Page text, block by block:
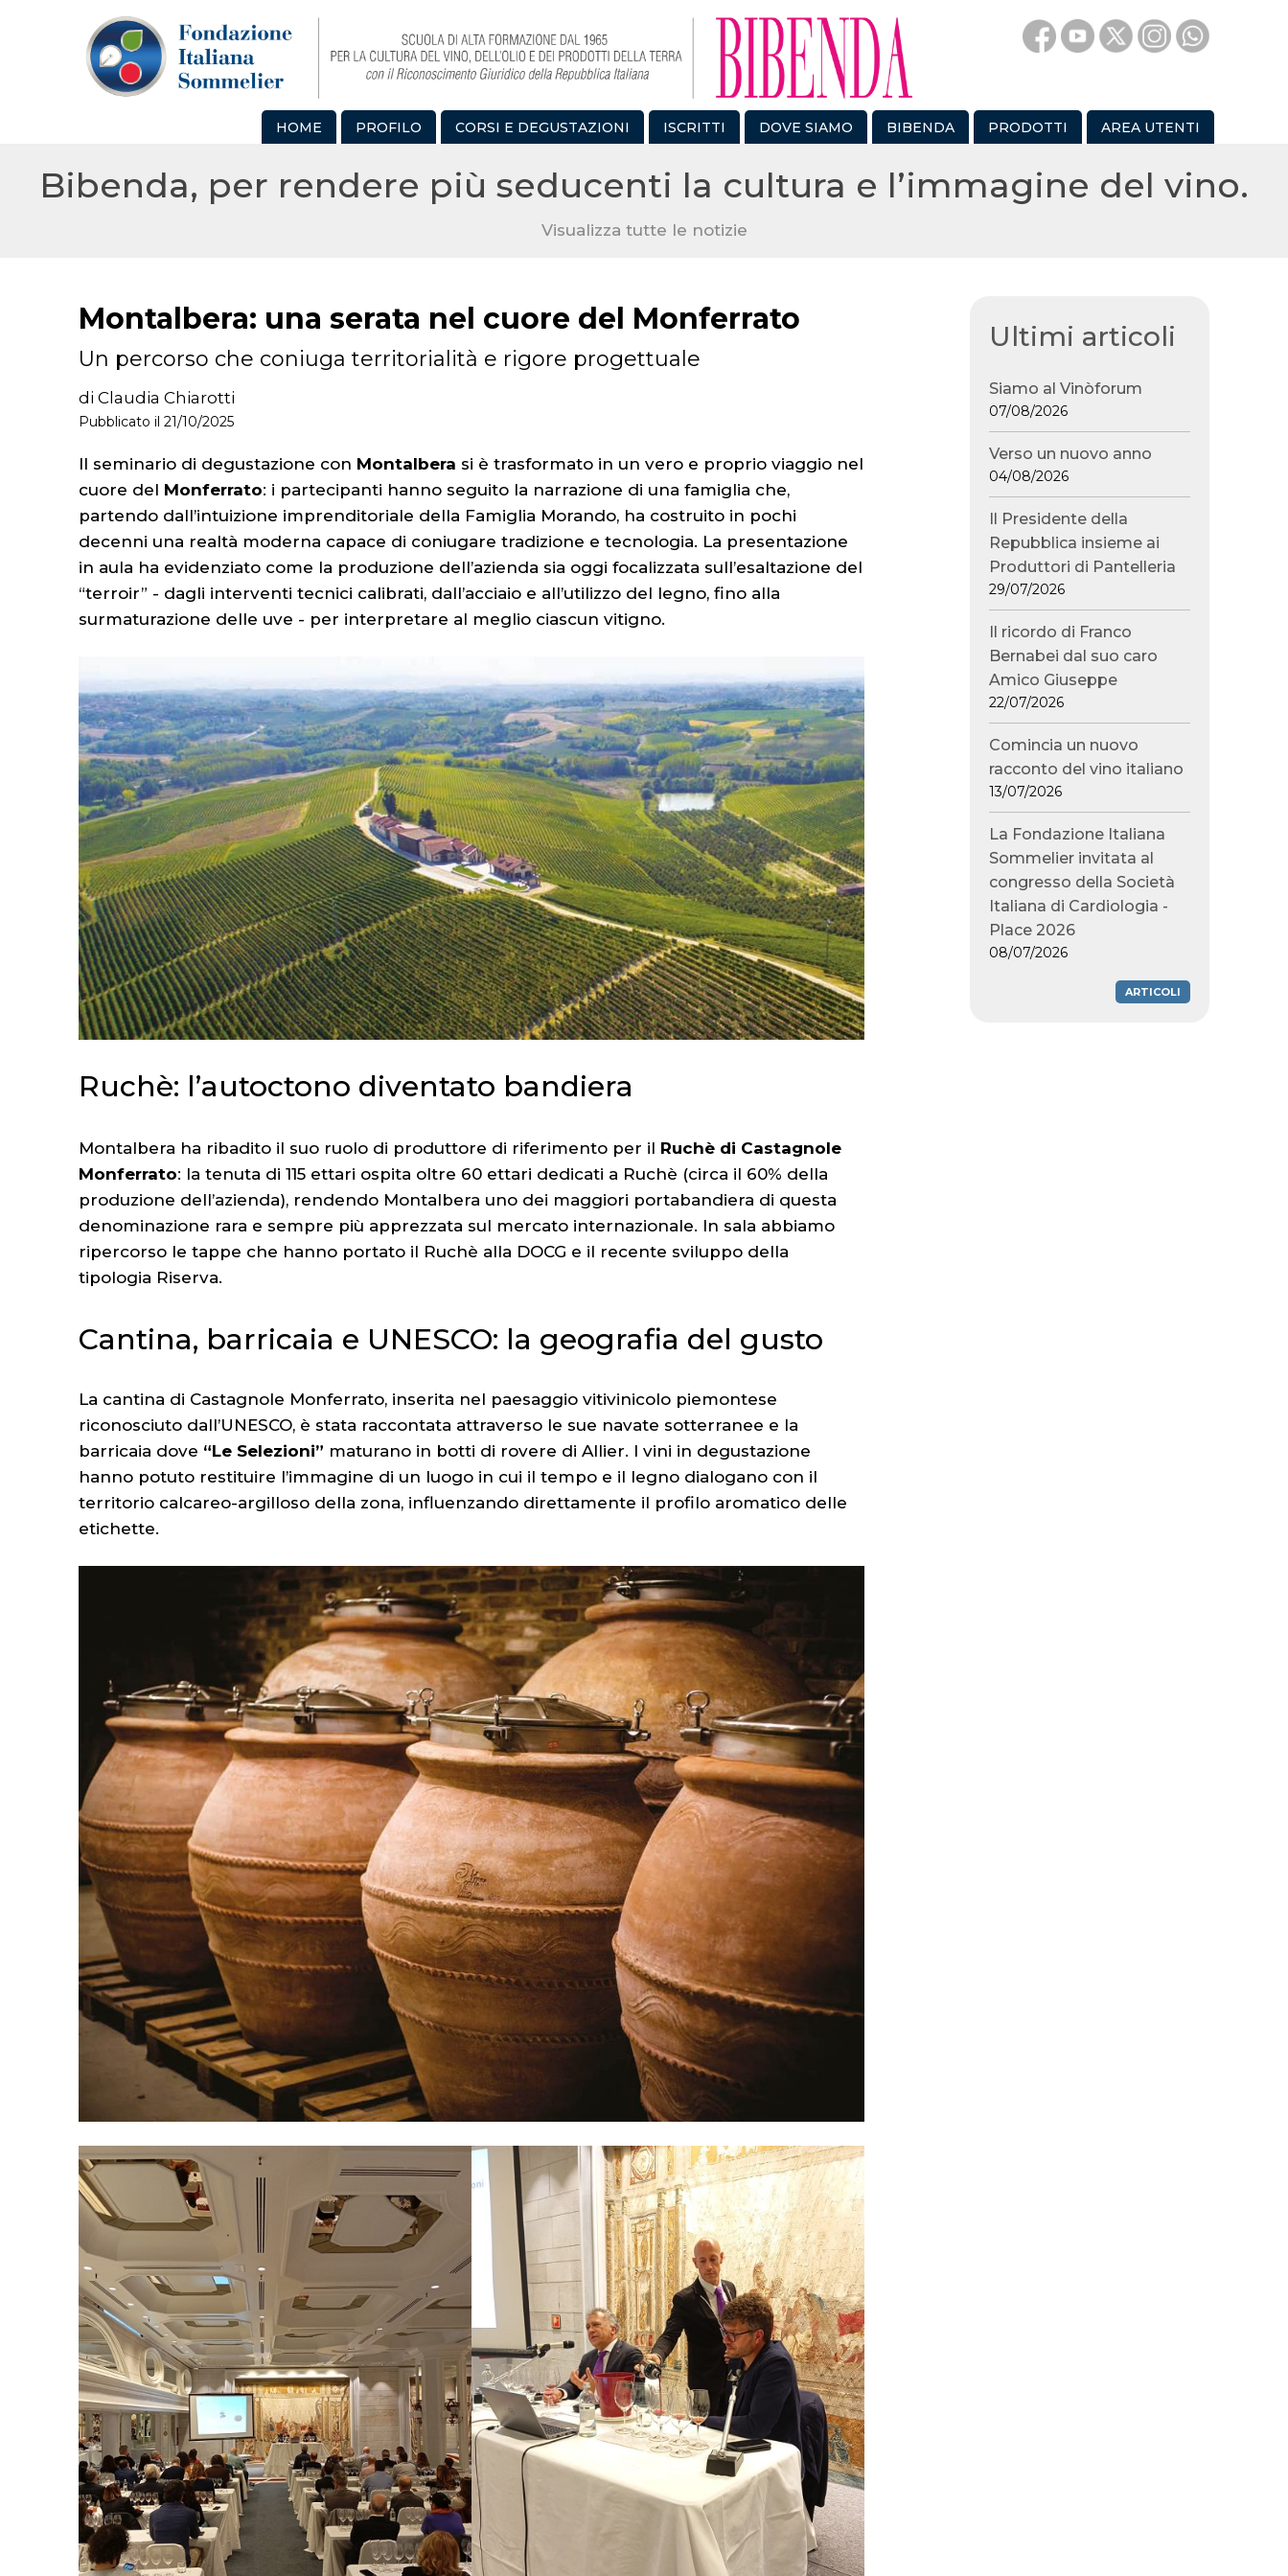
HOME PROFILO CORSI E DEGUSTAZIONI ISCRITTI DOVE SIAMO BIBENDA PRODOTTI AREA UTENTI
Bibenda, per rendere più seducenti la cultura e l’immagine del vino.
Visualizza tutte le notizie
Montalbera: una serata nel cuore del Monferrato
Un percorso che coniuga territorialità e rigore progettuale
di Claudia Chiarotti
Pubblicato il 21/10/2025
Il seminario di degustazione con Montalbera si è trasformato in un vero e proprio viaggio nel
cuore del Monferrato: i partecipanti hanno seguito la narrazione di una famiglia che,
partendo dall’intuizione imprenditoriale della Famiglia Morando, ha costruito in pochi
decenni una realtà moderna capace di coniugare tradizione e tecnologia. La presentazione
in aula ha evidenziato come la produzione dell’azienda sia oggi focalizzata sull’esaltazione del
“terroir” - dagli interventi tecnici calibrati, dall’acciaio e all’utilizzo del legno, fino alla
surmaturazione delle uve - per interpretare al meglio ciascun vitigno.
Ruchè: l’autoctono diventato bandiera
Montalbera ha ribadito il suo ruolo di produttore di riferimento per il Ruchè di Castagnole
Monferrato: la tenuta di 115 ettari ospita oltre 60 ettari dedicati a Ruchè (circa il 60% della
produzione dell’azienda), rendendo Montalbera uno dei maggiori portabandiera di questa
denominazione rara e sempre più apprezzata sul mercato internazionale. In sala abbiamo
ripercorso le tappe che hanno portato il Ruchè alla DOCG e il recente sviluppo della
tipologia Riserva.
Cantina, barricaia e UNESCO: la geografia del gusto
La cantina di Castagnole Monferrato, inserita nel paesaggio vitivinicolo piemontese
riconosciuto dall’UNESCO, è stata raccontata attraverso le sue navate sotterranee e la
barricaia dove “Le Selezioni” maturano in botti di rovere di Allier. I vini in degustazione
hanno potuto restituire l’immagine di un luogo in cui il tempo e il legno dialogano con il
territorio calcareo-argilloso della zona, influenzando direttamente il profilo aromatico delle
etichette.
Ultimi articoli
Siamo al Vinòforum
07/08/2026
Verso un nuovo anno
04/08/2026
Il Presidente della
Repubblica insieme ai
Produttori di Pantelleria
29/07/2026
Il ricordo di Franco
Bernabei dal suo caro
Amico Giuseppe
22/07/2026
Comincia un nuovo
racconto del vino italiano
13/07/2026
La Fondazione Italiana
Sommelier invitata al
congresso della Società
Italiana di Cardiologia -
Place 2026
08/07/2026
ARTICOLI